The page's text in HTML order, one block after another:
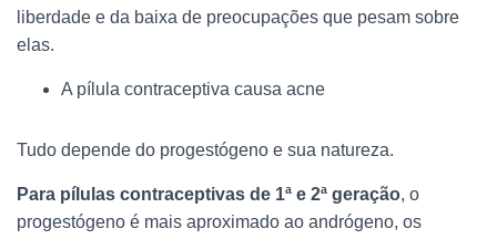
liberdade e da baixa de preocupações que pesam sobre
elas.
A pílula contraceptiva causa acne
Tudo depende do progestógeno e sua natureza.
Para pílulas contraceptivas de 1ª e 2ª geração, o
progestógeno é mais aproximado ao andrógeno, os